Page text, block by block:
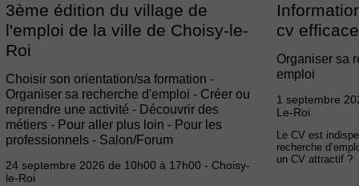
3ème édition du village de
l'emploi de la ville de Choisy-le-
Roi
Choisir son orientation/sa formation -
Organiser sa recherche d'emploi - Créer ou
reprendre une activité - Découvrir des
métiers - Pour aller plus loin - Pour les
professionnels - Salon/Forum
24 septembre 2026 de 10h00 à 17h00 - Choisy-
le-Roi
cv
Organiser sa
emploi
1 septembre
Le-Roi
Le CV est
recherche
un CV attractif ?